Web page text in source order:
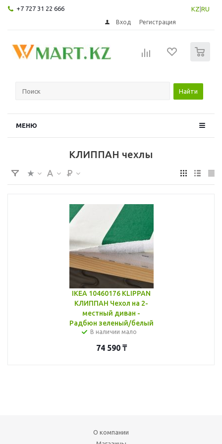
+7 727 31 22 666 KZ RU
Вход Регистрация
Найти
МЕНЮ
КЛИППАН чехлы
IKEA 10460176 KLIPPAN
КЛИППАН Чехол на 2-
местный диван -
Радбюн зеленый/белый
В наличии мало
74 590₸
О компании